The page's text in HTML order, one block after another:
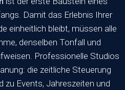
Damit das Erlebnis Ihrer
einheitlich bleibt, müssen alle
denselben Tonfall und
Professionelle Studios
die zeitliche Steuerung
zu Events, Jahreszeiten und